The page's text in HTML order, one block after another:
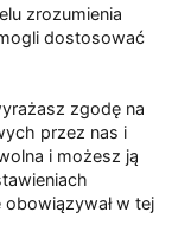
w Gorzowie.
ściany spalonej
zrozumienia
dostosować
zgodę na
przez nas i
i możesz ją
w tej